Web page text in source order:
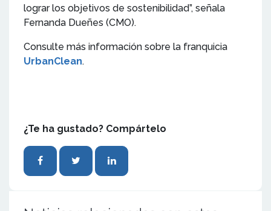
lograr los objetivos de sostenibilidad”, señala
Fernanda Dueñes (CMO).
Consulte más información sobre la franquicia
UrbanClean.
¿Te ha gustado? Compártelo